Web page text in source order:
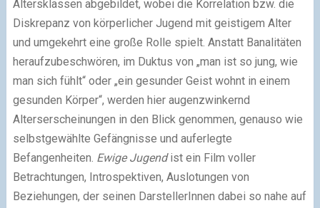
Altersklassen abgebildet, wobei die Korrelation bzw. die
Diskrepanz von körperlicher Jugend mit geistigem Alter
und umgekehrt eine große Rolle spielt. Anstatt Banalitäten
heraufzubeschwören, im Duktus von „man ist so jung, wie
man sich fühlt“ oder „ein gesunder Geist wohnt in einem
gesunden Körper“, werden hier augenzwinkernd
Alterserscheinungen in den Blick genommen, genauso wie
selbstgewählte Gefängnisse und auferlegte
Befangenheiten. Ewige Jugendist ein Film voller
Betrachtungen, Introspektiven, Auslotungen von
Beziehungen, der seinen DarstellerInnen dabei so nahe auf